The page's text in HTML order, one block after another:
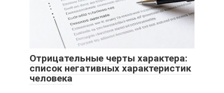
Отрицательные черты характера:
список негативных характеристик
человека